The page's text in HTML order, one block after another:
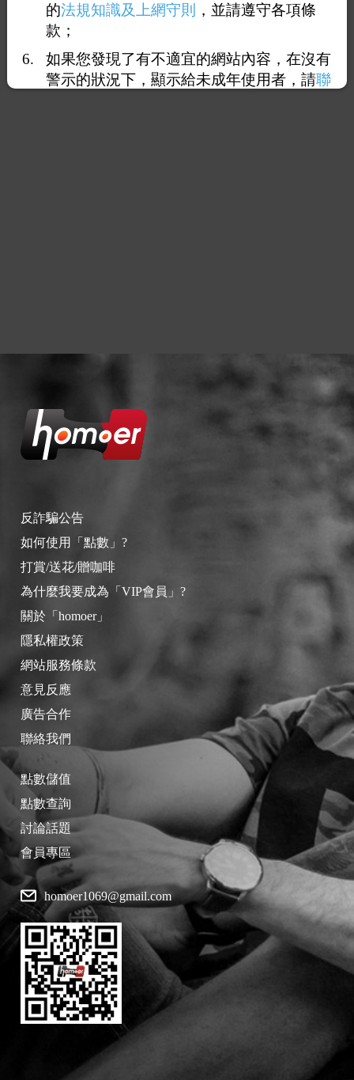
反詐騙公告
如何使用「點數」?
打賞/送花/贈咖啡
為什麼我要成為「VIP會員」?
關於「homoer」
隱私權政策
網站服務條款
意見反應
廣告合作
聯絡我們
點數儲值
點數查詢
討論話題
會員專區
homoer1069@gmail.com
的法規知識及上網守則
，並請遵守各項條
款；
如果您發現了有不適宜的網站內容，在沒有
警示的狀況下，顯示給未成年使用者，請聯